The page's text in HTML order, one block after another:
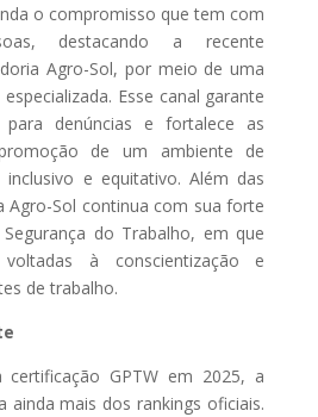
o compromisso que tem com
destacando a recente
Agro-Sol, por meio de uma
Esse canal garante
denúncias e fortalece as
de um ambiente de
e equitativo. Além das
Agro-Sol continua com sua forte
do Trabalho, em que
à conscientização e
de trabalho.
GPTW em 2025, a
ainda mais dos rankings oficiais.